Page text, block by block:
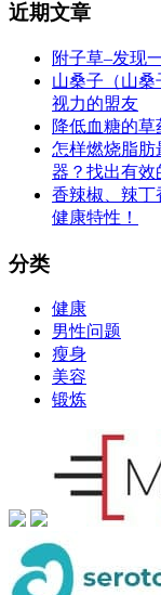
近期文章
附子草–发现
山桑子（山
视力的盟友
降低血糖的草
怎样燃烧脂肪
器？找出有效
香辣椒、辣丁
健康特性！
分类
健康
男性问题
瘦身
美容
锻炼